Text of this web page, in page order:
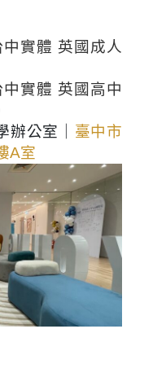
實體 英國成人
實體 英國高中
辦公室｜ 臺中市
A室